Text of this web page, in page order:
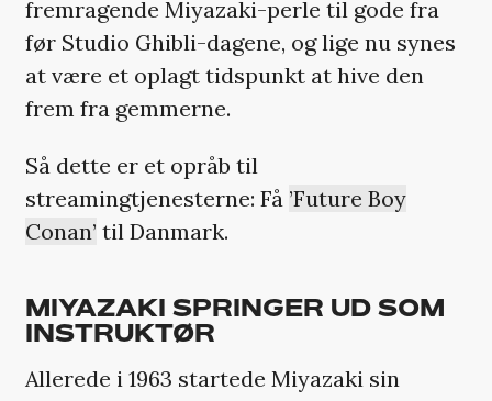
fremragende Miyazaki-perle til gode fra
før Studio Ghibli-dagene, og lige nu synes
at være et oplagt tidspunkt at hive den
frem fra gemmerne.
Så dette er et opråb til
streamingtjenesterne: Få ’Future Boy
Conan’ til Danmark.
MIYAZAKI SPRINGER UD SOM
INSTRUKTØR
Allerede i 1963 startede Miyazaki sin